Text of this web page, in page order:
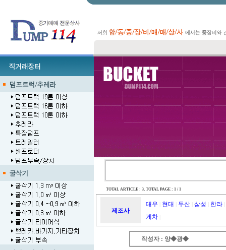
TOTAL ARTICLE : 3, TOTAL PAGE : 1 / 1
제조사
대우 현대 두산 삼성 한라
게차
작성자 : 양◆광◆